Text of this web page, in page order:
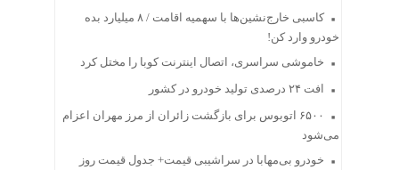
کاسبی خارج‌نشین‌ها با سهمیه اقامت / ۸ میلیارد بده
خودرو وارد کن!
خاموشی سراسری، اتصال اینترنت کوبا را مختل کرد
افت ۲۴ درصدی تولید خودرو در کشور
۶۵۰۰ اتوبوس برای بازگشت زائران از مرز مهران اعزام
می‌شود
خودرو بی‌مهابا در سراشیبی قیمت+ جدول قیمت روز